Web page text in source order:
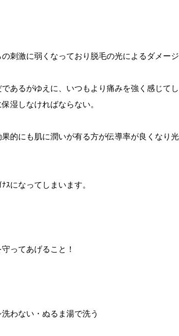
刺激に弱くなっており脱毛の光によるダメージ
あるがゆえに、いつもより痛みを強く感じて
湿しなければならない。
的にも肌に潤いが有る方が伝導率が良くなり
ｽになってしまいます。
ってあげること！
わない・ぬるま湯で洗う